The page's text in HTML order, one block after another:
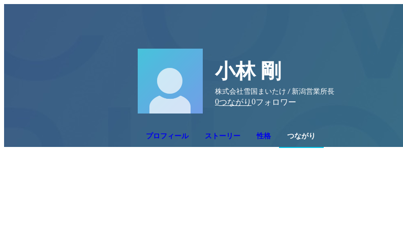
小林 剛
株式会社雪国まいたけ / 新潟営業所長
0つながり 0フォロワー
プロフィール ストーリー 性格 つながり